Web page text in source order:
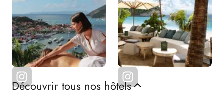
Découvrir tous nos hôtels